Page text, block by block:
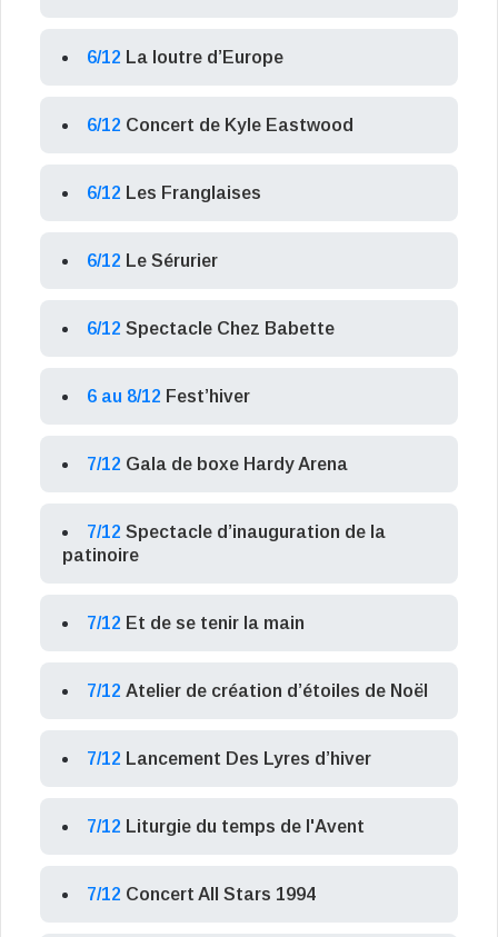
6/12 La loutre d’Europe
6/12 Concert de Kyle Eastwood
6/12 Les Franglaises
6/12 Le Sérurier
6/12 Spectacle Chez Babette
6 au 8/12 Fest’hiver
7/12 Gala de boxe Hardy Arena
7/12 Spectacle d’inauguration de la
patinoire
7/12 Et de se tenir la main
7/12 Atelier de création d’étoiles de Noël
7/12 Lancement Des Lyres d’hiver
7/12 Liturgie du temps de l'Avent
7/12 Concert All Stars 1994